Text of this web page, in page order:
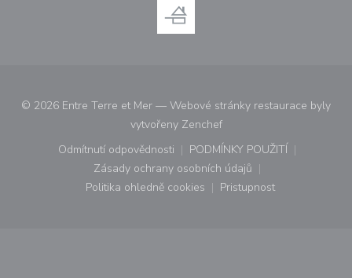
© 2026 Entre Terre et Mer — Webové stránky restaurace byly
vytvořeny Zenchef((otevře se v novém okně))
Odmítnutí odpovědnosti
((otevře se v novém okně))
PODMÍNKY POUŽITÍ
((otevře se v novém
Zásady ochrany osobních údajů
((otevře se v novém okně))
Politika ohledně cookies
((otevře se v novém okně))
Pristupnost
((otevře se v novém